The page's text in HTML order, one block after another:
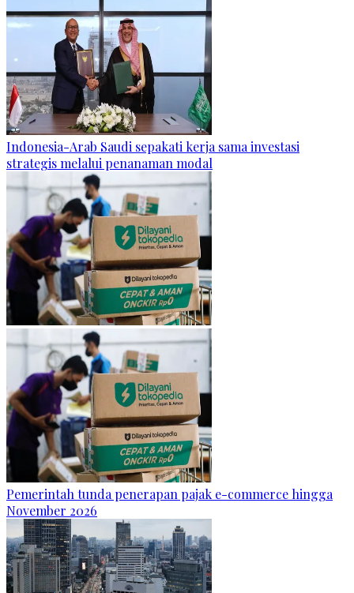
Indonesia-Arab Saudi sepakati kerja sama investasi
strategis melalui penanaman modal
Pemerintah tunda penerapan pajak e-commerce hingga
November 2026